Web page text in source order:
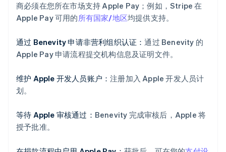
商必须在您所在市场支持 Apple Pay；例如，Stripe 在
Apple Pay 可用的所有国家/地区均提供支持。
通过 Benevity 申请非营利组织认证：通过 Benevity 的
Apple Pay 申请流程提交机构信息及证明文件。
维护 Apple 开发人员账户：注册加入 Apple 开发人员计
划。
等待 Apple 审核通过： Benevity 完成审核后，Apple 将
授予批准。